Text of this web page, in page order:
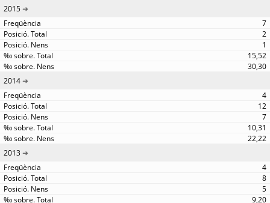
2015
7
2
1
15,52
30,30
2014
4
12
7
10,31
22,22
2013
4
8
5
9,20